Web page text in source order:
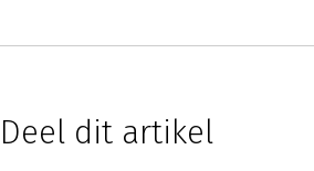
Deel dit artikel